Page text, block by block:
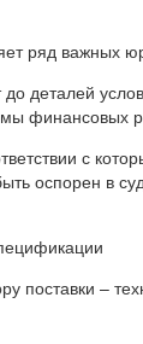
ряд важных
деталей
финансовых
с
оспорен в
поставки –